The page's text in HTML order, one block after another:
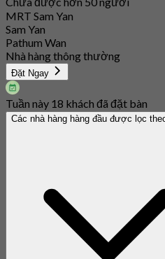
MRT Sam Yan
Sam Yan
Pathum Wan
Nhà hàng thông thường
Đặt Ngay
Tuần này 18 khách đã đặt bàn
Các nhà hàng hàng đầu được lọc